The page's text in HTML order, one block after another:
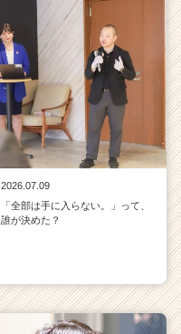
2026.07.09
「全部は手に入らない。」って、
誰が決めた？